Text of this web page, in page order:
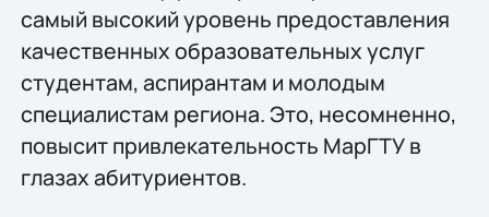
самый высокий уровень предоставления
качественных образовательных услуг
студентам, аспирантам и молодым
специалистам региона. Это, несомненно,
повысит привлекательность МарГТУ в
глазах абитуриентов.